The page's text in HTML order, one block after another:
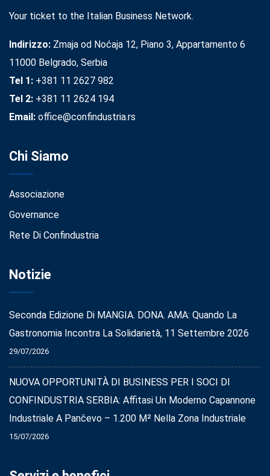
Your ticket to the Italian Business Network.
Indirizzo: Zmaja od Noćaja 12, Piano 3, Appartamento 6
11000 Belgrado, Serbia
Tel 1: +381 11 2627 982
Tel 2: +381 11 2624 194
Email: office@confindustria.rs
Chi Siamo
Associazione
Governance
Rete Di Confindustria
Notizie
Seconda Edizione Di MANGIA. DONA. AMA: Quando La
Gastronomia Incontra La Solidarietà, 11 Settembre 2026
29/07/2026
NUOVA OPPORTUNITÀ DI BUSINESS PER I SOCI DI
CONFINDUSTRIA SERBIA: Affitasi Un Moderno Capannone
Industriale A Pančevo – 1.200 M² Nella Zona Industriale
15/07/2026